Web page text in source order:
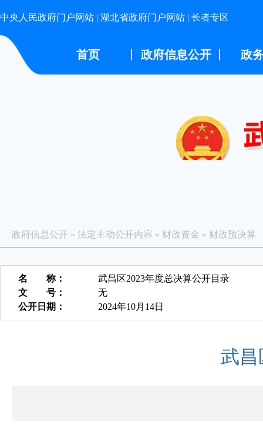
中央人民政府门户网站 | 湖北省政府门户网站 | 长者专区
首页 政府信息公开 政
政府信息公开 » 法定主动公开内容 » 财政资金 » 财政预决算
名 称：
武昌区2023年度总决算公开目录
文 号：
无
公开日期：
2024年10月14日
武昌